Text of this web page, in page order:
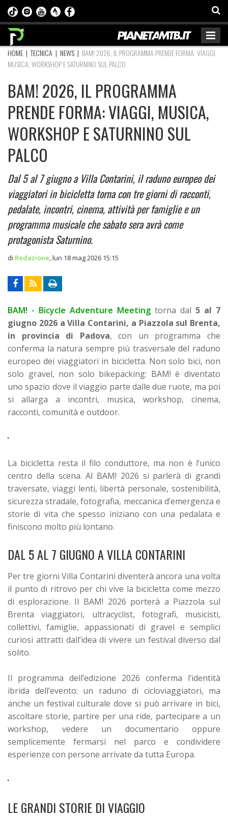
HOME |TECNICA | NEWS | BAM! 2026, IL PROGRAMMA PRENDE FORMA: VIAGGI,
MUSICA, WORKSHOP E SATURNINO SUL PALCO
BAM! 2026, IL PROGRAMMA
PRENDE FORMA: VIAGGI, MUSICA,
WORKSHOP E SATURNINO SUL
PALCO
Dal 5 al 7 giugno a Villa Contarini, il raduno europeo dei
viaggiatori in bicicletta torna con tre giorni di racconti,
pedalate, incontri, cinema, attività per famiglie e un
programma musicale che sabato sera avrà come
protagonista Saturnino.
di Redazione lun 18 mag 2026 15:15
BAM! - Bicycle Adventure Meeting torna dal 5 al 7
giugno 2026 a Villa Contarini, a Piazzola sul Brenta,
in provincia di Padova, con un programma che
conferma la natura sempre più trasversale del raduno
europeo dei viaggiatori in bicicletta. Non solo bici, non
solo gravel, non solo bikepacking: BAM! è diventato
uno spazio dove il viaggio parte dalle due ruote, ma poi
si allarga a incontri, musica, workshop, cinema,
racconti, comunità e outdoor.
La bicicletta resta il filo conduttore, ma non è l’unico
centro della scena. Al BAM! 2026 si parlerà di grandi
traversate, viaggi lenti, libertà personale, sostenibilità,
sicurezza stradale, fotografia, meccanica d’emergenza e
storie di vita che spesso iniziano con una pedalata e
finiscono molto più lontano.
DAL 5 AL 7 GIUGNO A VILLA CONTARINI
Per tre giorni Villa Contarini diventerà ancora una volta
il punto di ritrovo per chi vive la bicicletta come mezzo
di esplorazione. Il BAM! 2026 porterà a Piazzola sul
Brenta viaggiatori, ultracyclist, fotografi, musicisti,
collettivi, famiglie, appassionati di gravel e semplici
curiosi attratti dall’idea di vivere un festival diverso dal
solito.
Il programma dell’edizione 2026 conferma l’identità
ibrida dell’evento: un raduno di cicloviaggiatori, ma
anche un festival culturale dove si può arrivare in bici,
ascoltare storie, partire per una ride, partecipare a un
workshop, vedere un documentario oppure
semplicemente fermarsi nel parco e condividere
esperienze con persone arrivate da tutta Europa.
LE GRANDI STORIE DI VIAGGIO